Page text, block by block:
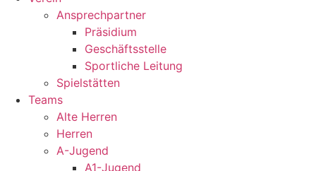
Ansprechpartner
Präsidium
Geschäftsstelle
Sportliche Leitung
Spielstätten
Teams
Alte Herren
Herren
A-Jugend
A1-Jugend